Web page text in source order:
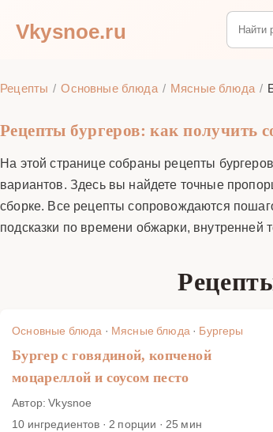
Vkysnoe.ru
Рецепты Основные блюда Мясные блюда
Рецепты бургеров: как получить
На этой странице собраны рецепты
вариантов. Здесь вы найдете точные
сборке. Все рецепты сопровождаются
подсказки по времени обжарки, внутренней
Основные блюда · Мясные блюда· Бургеры
Бургер с говядиной, копченой
моцареллой и соусом песто
Автор: Vkysnoe
10 ингредиентов · 2 порции · 25 мин